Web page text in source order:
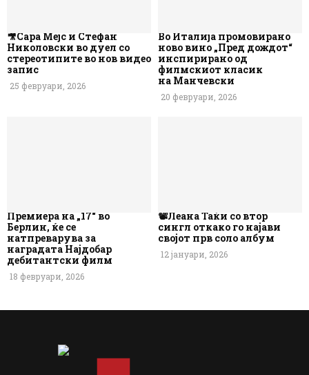
🎥Сара Мејс и Стефан
Николовски во дуел со
стереотипите во нов видео
запис
25 февруари, 2026
Во Италија промовирано
ново вино „Пред дождот“
инспирирано од
филмскиот класик
на Манчевски
20 февруари, 2026
Премиера на „17“ во
Берлин, ќе се
натпреварува за
наградата Најдобар
дебитантски филм
18 февруари, 2026
📽️Леана Таќи со втор
сингл откако го најави
својот прв соло албум
12 јануари, 2026